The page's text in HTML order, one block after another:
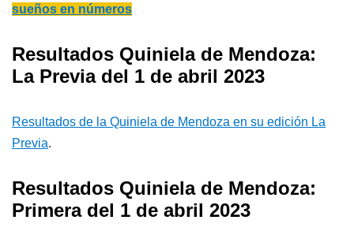
sueños en números
Resultados Quiniela de Mendoza:
La Previa del 1 de abril 2023
Resultados de la Quiniela de Mendoza en su edición La
Previa.
Resultados Quiniela de Mendoza:
Primera del 1 de abril 2023